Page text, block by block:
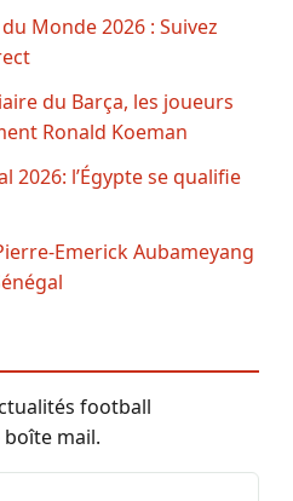
Monde 2026 : Suivez
du Barça, les joueurs
Ronald Koeman
2026: l’Égypte se qualifie
Emerick Aubameyang
football
mail.